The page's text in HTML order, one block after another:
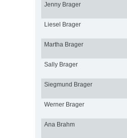
Jenny Brager
Liesel Brager
Martha Brager
Sally Brager
Siegmund Brager
Werner Brager
Ana Brahm